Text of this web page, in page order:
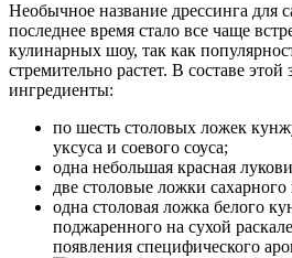
Необычное название дрессинга для
последнее время стало все чаще
кулинарных шоу, так как
стремительно растет. В составе
ингредиенты:
по шесть столовых ложек
уксуса и соевого соуса;
одна небольшая красная
две столовые ложки сахарного
одна столовая ложка белого
поджаренного на сухой
появления специфического